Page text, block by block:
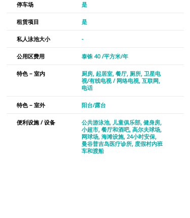
停车场 是
租赁项目 是
私人泳池大小 -
公用区费用 泰铢 40 /平方米/年
特色 – 室内 厨房 起居室 餐厅 厕所 卫星电
视/有线电视 / 网络电视 互联网
电话
特色 – 室外 阳台/露台
便利设施 / 设备 公共游泳池 儿童俱乐部 健身房
小超市 餐厅和酒吧 高尔夫球场
网球场 海滩设施 24小时安保
曼谷普吉岛医疗诊所 度假村内班
车和渡船